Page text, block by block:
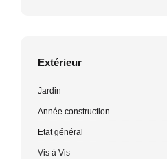
Extérieur
Jardin
Année construction
Etat général
Vis à Vis